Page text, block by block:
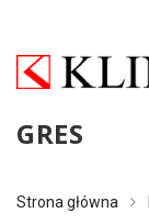
GRES
Strona główna